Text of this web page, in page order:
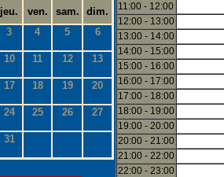
jeu. ven. sam.
dim.
3 4 5 6
10 11 12 13
17 18 19 20
24 25 26 27
31
11:00 - 12:00
12:00 - 13:00
13:00 - 14:00
14:00 - 15:00
15:00 - 16:00
16:00 - 17:00
17:00 - 18:00
18:00 - 19:00
19:00 - 20:00
20:00 - 21:00
21:00 - 22:00
22:00 - 23:00